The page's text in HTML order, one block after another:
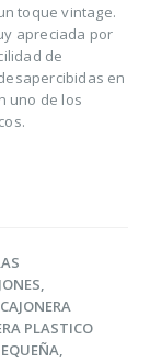
toque vintage.
apreciada por
de
en
uno de los
,
CAJONERA
PLASTICO
,